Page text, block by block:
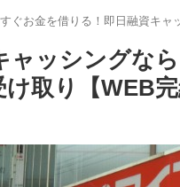
ぐお金を借りる！即日融資キャ
ャッシングな
取り【WEB